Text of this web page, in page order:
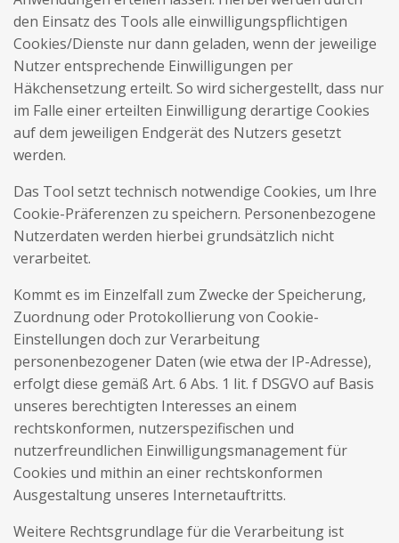
den Einsatz des Tools alle einwilligungspflichtigen
Cookies/Dienste nur dann geladen, wenn der jeweilige
Nutzer entsprechende Einwilligungen per
Häkchensetzung erteilt. So wird sichergestellt, dass nur
im Falle einer erteilten Einwilligung derartige Cookies
auf dem jeweiligen Endgerät des Nutzers gesetzt
werden.
Das Tool setzt technisch notwendige Cookies, um Ihre
Cookie-Präferenzen zu speichern. Personenbezogene
Nutzerdaten werden hierbei grundsätzlich nicht
verarbeitet.
Kommt es im Einzelfall zum Zwecke der Speicherung,
Zuordnung oder Protokollierung von Cookie-
Einstellungen doch zur Verarbeitung
personenbezogener Daten (wie etwa der IP-Adresse),
erfolgt diese gemäß Art. 6 Abs. 1 lit. f DSGVO auf Basis
unseres berechtigten Interesses an einem
rechtskonformen, nutzerspezifischen und
nutzerfreundlichen Einwilligungsmanagement für
Cookies und mithin an einer rechtskonformen
Ausgestaltung unseres Internetauftritts.
Weitere Rechtsgrundlage für die Verarbeitung ist